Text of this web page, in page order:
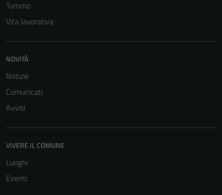
Turismo
Vita lavorativa
NOVITÀ
Notizie
Comunicati
Avvisi
VIVERE IL COMUNE
Luoghi
Eventi